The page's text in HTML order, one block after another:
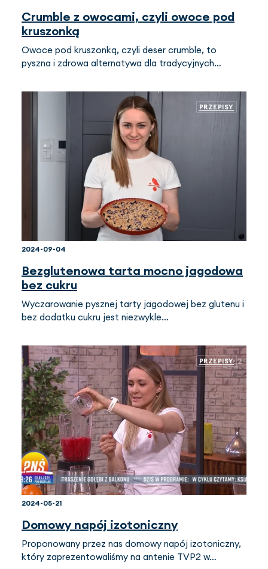
Crumble z owocami, czyli owoce pod
kruszonką
Owoce pod kruszonką, czyli deser crumble, to
pyszna i zdrowa alternatywa dla tradycyjnych…
PRZEPISY
2024-09-04
Bezglutenowa tarta mocno jagodowa
bez cukru
Wyczarowanie pysznej tarty jagodowej bez glutenu i
bez dodatku cukru jest niezwykle…
PRZEPISY
2024-05-21
Domowy napój izotoniczny
Proponowany przez nas domowy napój izotoniczny,
który zaprezentowaliśmy na antenie TVP2 w…